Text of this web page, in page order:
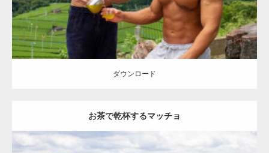
ダウンロード
お茶で乾杯するマッチョ
ギネス世界記録…